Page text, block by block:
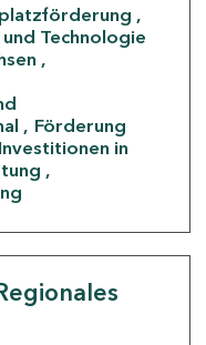
Technologie
Förderung
Investitionen in